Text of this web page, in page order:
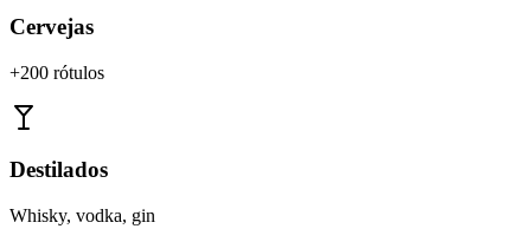
Cervejas
+200 rótulos
Destilados
Whisky, vodka, gin